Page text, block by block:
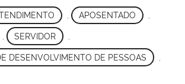
APOSENTADO
SERVIDOR
DESENVOLVIMENTO DE PESSOAS